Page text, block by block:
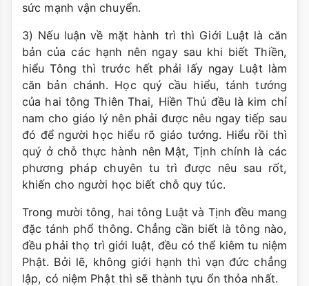
sức mạnh vận chuyển.
3) Nếu luận về mặt hành trì thì Giới Luật là căn
bản của các hạnh nên ngay sau khi biết Thiền,
hiểu Tông thì trước hết phải lấy ngay Luật làm
căn bản chánh. Học quý cầu hiểu, tánh tướng
của hai tông Thiên Thai, Hiền Thủ đều là kim chỉ
nam cho giáo lý nên phải được nêu ngay tiếp sau
đó để người học hiểu rõ giáo tướng. Hiểu rồi thì
quý ở chỗ thực hành nên Mật, Tịnh chính là các
phương pháp chuyên tu trì được nêu sau rốt,
khiến cho người học biết chỗ quy túc.
Trong mười tông, hai tông Luật và Tịnh đều mang
đặc tánh phổ thông. Chẳng cần biết là tông nào,
đều phải thọ trì giới luật, đều có thể kiêm tu niệm
Phật. Bởi lẽ, không giới hạnh thì vạn đức chẳng
lập, có niệm Phật thì sẽ thành tựu ổn thỏa nhất.